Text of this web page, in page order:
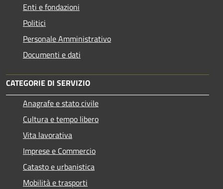
Enti e fondazioni
Politici
Personale Amministrativo
Documenti e dati
CATEGORIE DI SERVIZIO
Anagrafe e stato civile
Cultura e tempo libero
Vita lavorativa
Imprese e Commercio
Catasto e urbanistica
Mobilità e trasporti